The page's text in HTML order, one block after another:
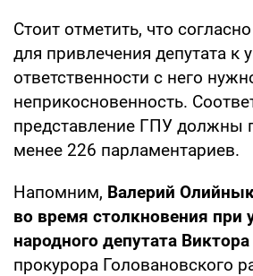
Стоит отметить, что
для привлечения депутата к
ответственности с него
неприкосновенность.
представление ГПУ должны
менее 226 парламентариев.
Напомним, Валерий
во время столкновения при
народного депутата
прокурора Головановского